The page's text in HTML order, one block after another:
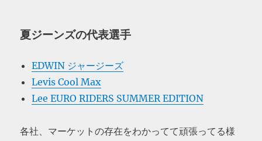
夏ジーンズの代表選手
EDWIN ジャージーズ
Levis Cool Max
Lee EURO RIDERS SUMMER EDITION
各社、マーケットの存在をわかってて頑張ってる様